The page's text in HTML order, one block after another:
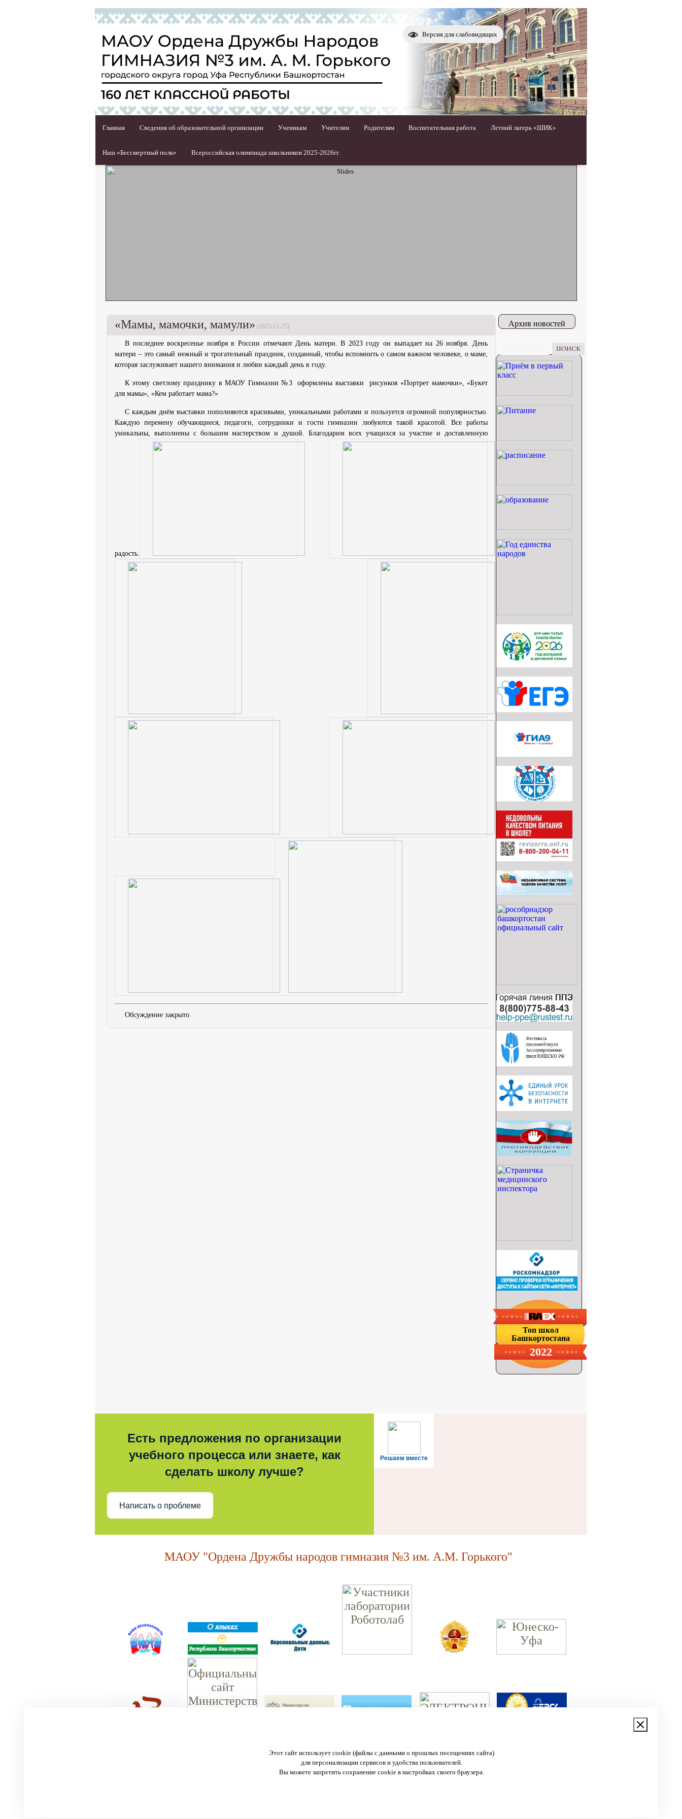
Версия для слабовидящих
Главная Сведения об образовательной организации Ученикам Учителям Родителям Воспитательная работа Летний лагерь «ШИК»
Наш «Бессмертный полк» Всероссийская олимпиада школьников 2025-2026гг.
«Мамы, мамочки, мамули» (2023-11-25)
В последнее воскресенье ноября в России отмечают День матери. В 2023 году он выпадает на 26 ноября. День
матери – это самый нежный и трогательный праздник, созданный, чтобы вспомнить о самом важном человеке, о маме,
которая заслуживает нашего внимания и любви каждый день в году.
К этому светлому празднику в МАОУ Гимназии №3 оформлены выставки рисунков «Портрет мамочки», «Букет
для мамы», «Кем работает мама?»
С каждым днём выставки пополняются красивыми, уникальными работами и пользуется огромной популярностью.
Каждую перемену обучающиеся, педагоги, сотрудники и гости гимназии любуются такой красотой. Все работы
уникальны, выполнены с большим мастерством и душой. Благодарим всех учащихся за участие и доставленную
радость.
Обсуждение закрыто.
Архив новостей
Топ школ
Башкортостана
2022
Решаем вместе
Есть предложения по организации
учебного процесса или знаете, как
сделать школу лучше?
Написать о проблеме
Этот сайт использует cookie (файлы с данными о прошлых посещениях сайта)
для персонализации сервисов и удобства пользователей.
Вы можете запретить сохранение cookie в настройках своего браузера.
МАОУ "Ордена Дружбы народов гимназия №3 им. А.М. Горького"
450057 г. Уфа, ул. Пушкина 108
тел.:(347) 272-29-44, 272-29-44